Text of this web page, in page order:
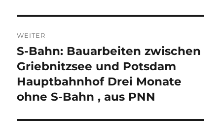
WEITER
Nächster
Beitrag:
S-Bahn: Bauarbeiten zwischen
Griebnitzsee und Potsdam
Hauptbahnhof Drei Monate
ohne S-Bahn , aus PNN